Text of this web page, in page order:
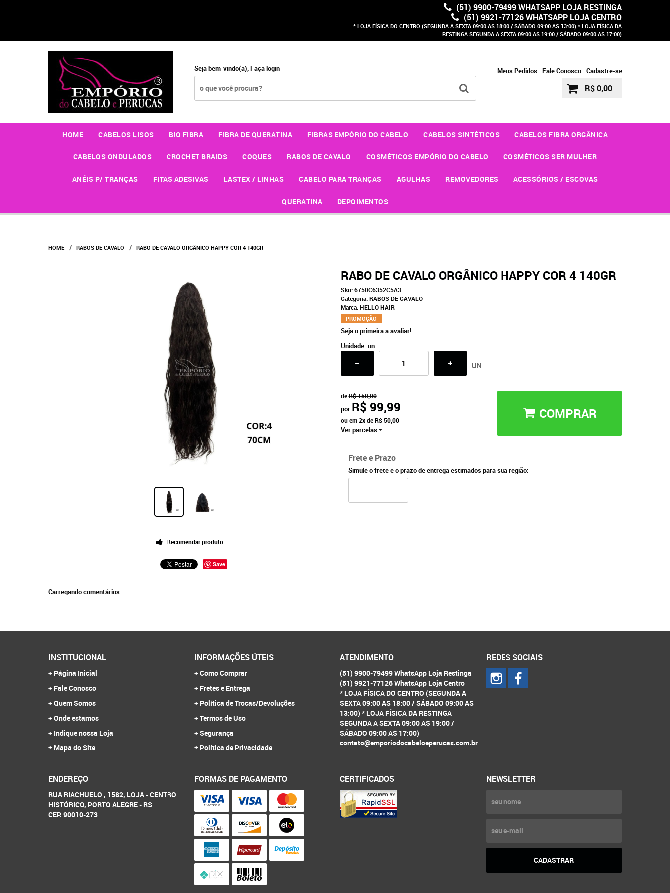
(51) 9900-79499 WHATSAPP LOJA RESTINGA
(51) 9921-77126 WHATSAPP LOJA CENTRO
* LOJA FÍSICA DO CENTRO (SEGUNDA A SEXTA 09:00 AS 18:00 / SÁBADO 09:00 AS 13:00) * LOJA FÍSICA DA
RESTINGA SEGUNDA A SEXTA 09:00 AS 19:00 / SÁBADO 09:00 AS 17:00)
Seja bem-vindo(a),Faça login Meus Pedidos Fale Conosco Cadastre-se
R$ 0,00
HOME CABELOS LISOS BIO FIBRA FIBRA DE QUERATINA FIBRAS EMPÓRIO DO CABELO CABELOS SINTÉTICOS CABELOS FIBRA ORGÂNICA
CABELOS ONDULADOS CROCHET BRAIDS COQUES RABOS DE CAVALO COSMÉTICOS EMPÓRIO DO CABELO COSMÉTICOS SER MULHER
ANÉIS P/ TRANÇAS FITAS ADESIVAS LASTEX / LINHAS CABELO PARA TRANÇAS AGULHAS REMOVEDORES ACESSÓRIOS / ESCOVAS
QUERATINA DEPOIMENTOS
HOME RABOS DE CAVALO RABO DE CAVALO ORGÂNICO HAPPY COR 4 140GR
Recomendar produto
Save
RABO DE CAVALO ORGÂNICO HAPPY COR 4 140GR
Sku:6750C6352C5A3
Categoria: RABOS DE CAVALO
Marca:HELLO HAIR
PROMOÇÃO
Seja o primeira a avaliar!
Unidade: un
UN
deR$ 150,00
por R$ 99,99
ou em2xdeR$ 50,00
Ver parcelas
COMPRAR
Frete e Prazo
Simule o frete e o prazo de entrega estimados para sua região:
Carregando comentários ...
INSTITUCIONAL
Página Inicial
Fale Conosco
Quem Somos
Onde estamos
Indique nossa Loja
Mapa do Site
INFORMAÇÕES ÚTEIS
Como Comprar
Fretes e Entrega
Política de Trocas/Devoluções
Termos de Uso
Segurança
Política de Privacidade
ATENDIMENTO
(51) 9900-79499 WhatsApp Loja Restinga
(51) 9921-77126 WhatsApp Loja Centro
* LOJA FÍSICA DO CENTRO (SEGUNDA A
SEXTA 09:00 AS 18:00 / SÁBADO 09:00 AS
13:00) * LOJA FÍSICA DA RESTINGA
SEGUNDA A SEXTA 09:00 AS 19:00 /
SÁBADO 09:00 AS 17:00)
contato@emporiodocabeloeperucas.com.br
REDES SOCIAIS
ENDEREÇO
RUA RIACHUELO , 1582, LOJA-CENTRO
HISTÓRICO, PORTO ALEGRE- RS
CEP: 90010-273
FORMAS DE PAGAMENTO CERTIFICADOS NEWSLETTER
CADASTRAR